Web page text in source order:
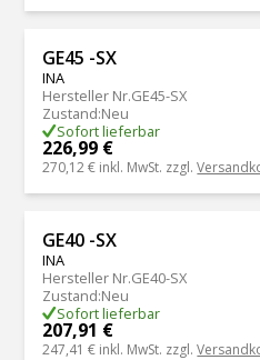
GE45 -SX
INA
Hersteller Nr.GE45-SX
Zustand:Neu
Sofort lieferbar
226,99 €
270,12 € inkl. MwSt. zzgl.
GE40 -SX
INA
Hersteller Nr.GE40-SX
Zustand:Neu
Sofort lieferbar
207,91 €
247,41 € inkl. MwSt. zzgl.